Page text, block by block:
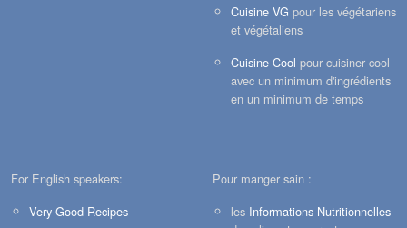
Cuisine VG pour les végétariens
et végétaliens
Cuisine Cool pour cuisiner cool
avec un minimum d'ingrédients
en un minimum de temps
For English speakers:
Very Good Recipes
Pour manger sain :
les Informations Nutritionnelles